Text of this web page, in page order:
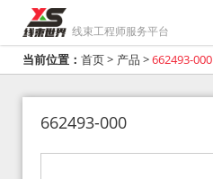
线束工程师服务平台
当前位置： 首页> 产品 >662493-000
662493-000